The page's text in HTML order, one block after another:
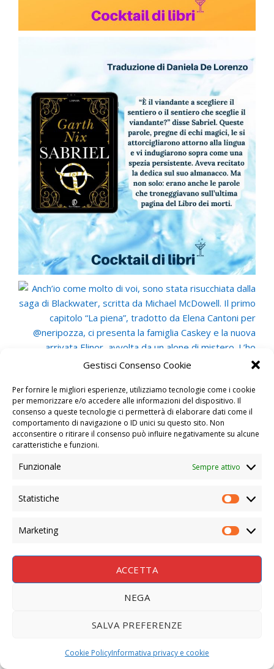
Gestisci Consenso Cookie
Per fornire le migliori esperienze, utilizziamo tecnologie come i cookie
per memorizzare e/o accedere alle informazioni del dispositivo. Il
consenso a queste tecnologie ci permetterà di elaborare dati come il
comportamento di navigazione o ID unici su questo sito. Non
acconsentire o ritirare il consenso può influire negativamente su alcune
caratteristiche e funzioni.
Funzionale Sempre attivo
Statistiche
Marketing
ACCETTA
NEGA
SALVA PREFERENZE
Cookie PolicyInformativa privacy e cookie